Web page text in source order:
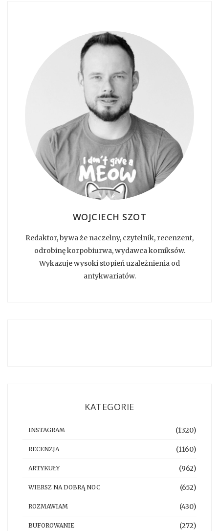
WOJCIECH SZOT
Redaktor, bywa że naczelny, czytelnik, recenzent,
odrobinę korpobiurwa, wydawca komiksów.
Wykazuje wysoki stopień uzależnienia od
antykwariatów.
KATEGORIE
INSTAGRAM (1320)
RECENZJA (1160)
ARTYKUŁY (962)
WIERSZ NA DOBRĄ NOC (652)
ROZMAWIAM (430)
BUFOROWANIE (272)